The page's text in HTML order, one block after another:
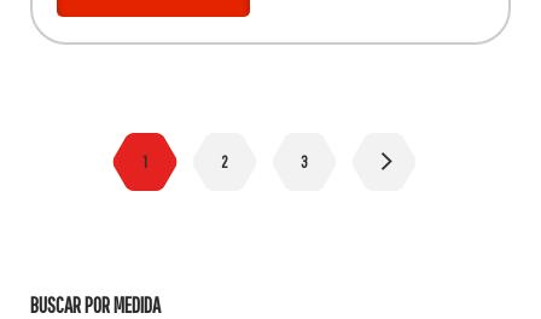
1 2 3
BUSCAR POR MEDIDA